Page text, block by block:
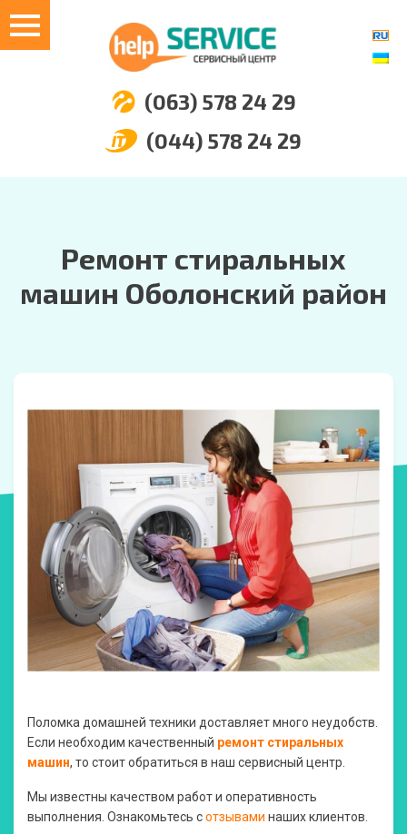
(063) 578 24 29
(044) 578 24 29
Ремонт стиральных
машин Оболонский район
Поломка домашней техники доставляет много неудобств.
Если необходим качественный ремонт стиральных
машин, то стоит обратиться в наш сервисный центр.
Мы известны качеством работ и оперативность
выполнения. Ознакомьтесь сотзывами наших клиентов.